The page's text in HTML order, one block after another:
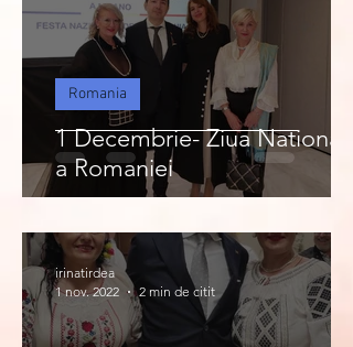
1 Decembrie- Ziua Nationala
a Romaniei
Romania
irinatirdea
1 nov. 2022
2 min de citit